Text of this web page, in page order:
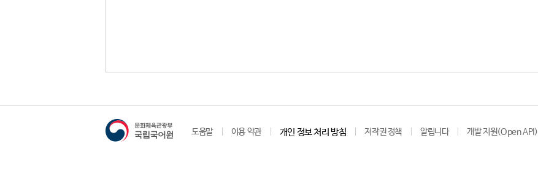
도움말 이용 약관 개인 정보 처리 방침 저작권 정책 알립니다 개발 지원(Open API)